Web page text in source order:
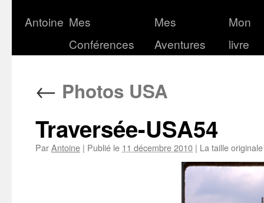
Aller
Antoine Mes
Conférences
Mes
Aventures
Mon
livre
← Photos USA
Traversée-USA54
ParAntoine | Publié le 11 décembre 2010 | La taille